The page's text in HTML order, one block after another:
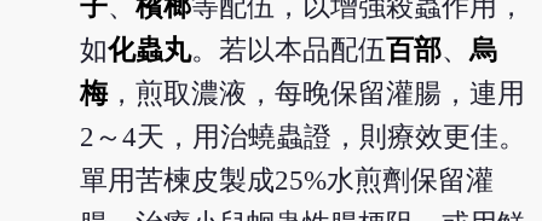
子、檳榔等配伍，以增強殺蟲作用，
如化蟲丸。若以本品配伍百部、烏
梅，煎取濃液，每晚保留灌腸，連用
2～4天，用治蟯蟲證，則療效更佳。
單用苦楝皮製成25%水煎劑保留灌